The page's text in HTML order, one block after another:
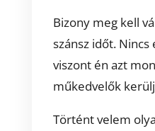
Bizony meg kell
szánsz időt.
viszont én azt
műkedvelők
Történt velem